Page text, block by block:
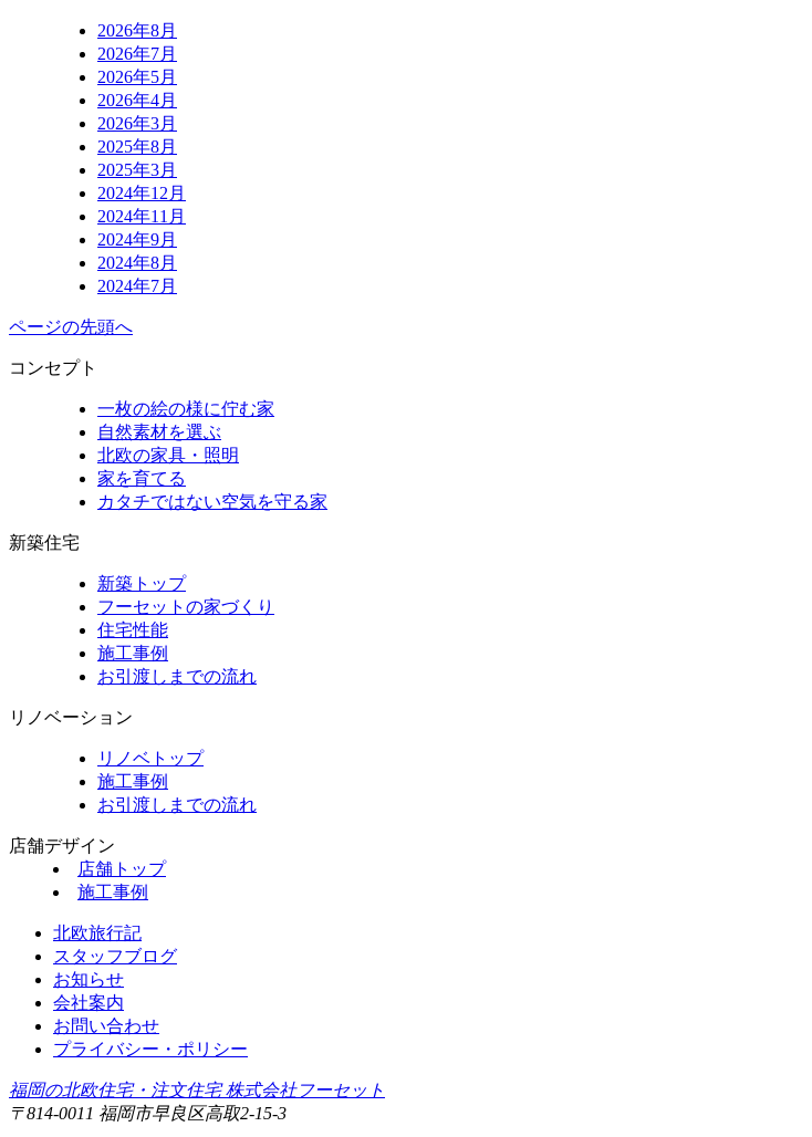
2026年8月
2026年7月
2026年5月
2026年4月
2026年3月
2025年8月
2025年3月
2024年12月
2024年11月
2024年9月
2024年8月
2024年7月
ページの先頭へ
コンセプト
一枚の絵の様に佇む家
自然素材を選ぶ
北欧の家具・照明
家を育てる
カタチではない空気を守る家
新築住宅
新築トップ
フーセットの家づくり
住宅性能
施工事例
お引渡しまでの流れ
リノベーション
リノベトップ
施工事例
お引渡しまでの流れ
店舗デザイン
店舗トップ
施工事例
北欧旅行記
スタッフブログ
お知らせ
会社案内
お問い合わせ
プライバシー・ポリシー
福岡の北欧住宅・注文住宅 株式会社フーセット
〒814-0011 福岡市早良区高取2-15-3